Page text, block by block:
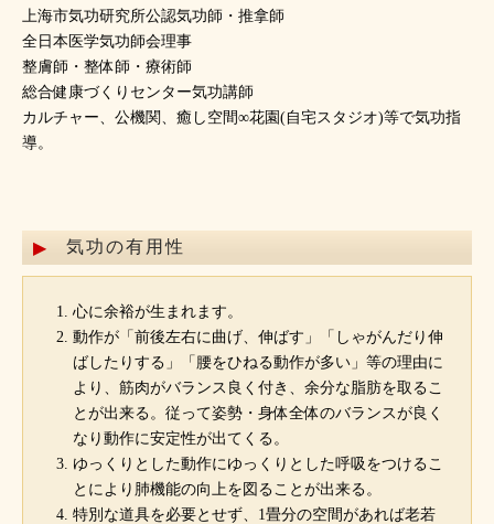
上海市気功研究所公認気功師・推拿師
全日本医学気功師会理事
整膚師・整体師・療術師
総合健康づくりセンター気功講師
カルチャー、公機関、癒し空間∞花園(自宅スタジオ)等で気功指
導。
気功の有用性
心に余裕が生まれます。
動作が「前後左右に曲げ、伸ばす」「しゃがんだり伸
ばしたりする」「腰をひねる動作が多い」等の理由に
より、筋肉がバランス良く付き、余分な脂肪を取るこ
とが出来る。従って姿勢・身体全体のバランスが良く
なり動作に安定性が出てくる。
ゆっくりとした動作にゆっくりとした呼吸をつけるこ
とにより肺機能の向上を図ることが出来る。
特別な道具を必要とせず、1畳分の空間があれば老若